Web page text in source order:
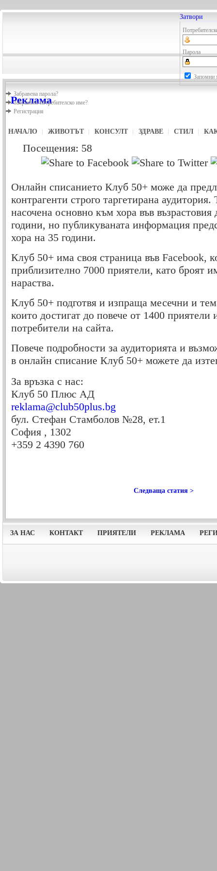
Затвори
Парола
Запомни
Забравена парола?
Забравено потребителско име?
Регистрация
НАЧАЛО ЖИВОТЪТ КОНСУЛТ ЗДРАВЕ СТИЛ
Реклама
Посещения: 58
Онлайн списанието Клуб 50+ може да
контрагенти строго таргетирана
насочена основно към хора във възрастовия
години, но публикуваната информация
хора на 35 години.
Клуб 50+ има своя страница във Facebook,
приблизително 7000 приятели, като броят
нараства.
Клуб 50+ подготвя и изпраща месечни и
които достигат до повече от 1400 приятели
потребители на сайта.
Повече подробности за аудиторията и
в онлайн списание Клуб 50+ можете да
За връзка с нас:
Клуб 50 Плюс АД
reklama@club50plus.bg
бул. Стефан Стамболов №28, ет.1
София , 1302
+359 2 4390 760
Следваща статия >
ЗА НАС КОНТАКТ ПРИЯТЕЛИ РЕКЛАМА